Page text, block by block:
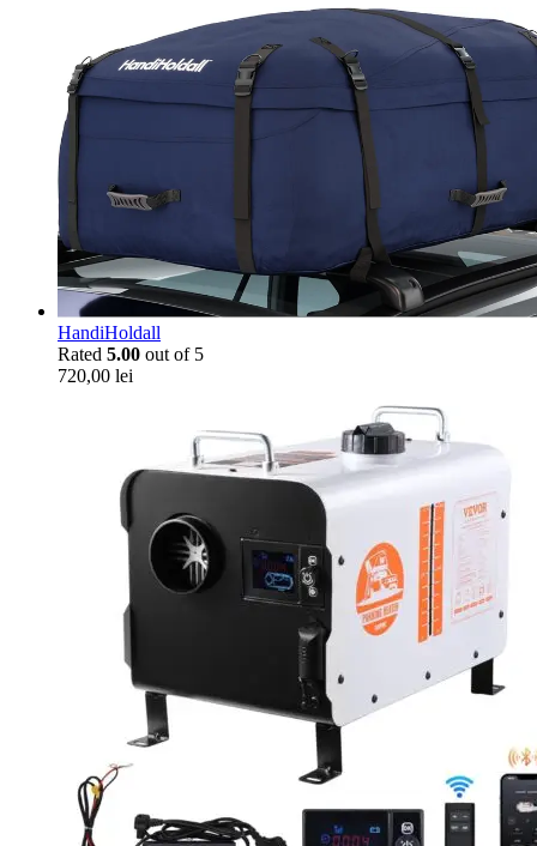
HandiHoldall
Rated 5.00 out of 5
720,00 lei